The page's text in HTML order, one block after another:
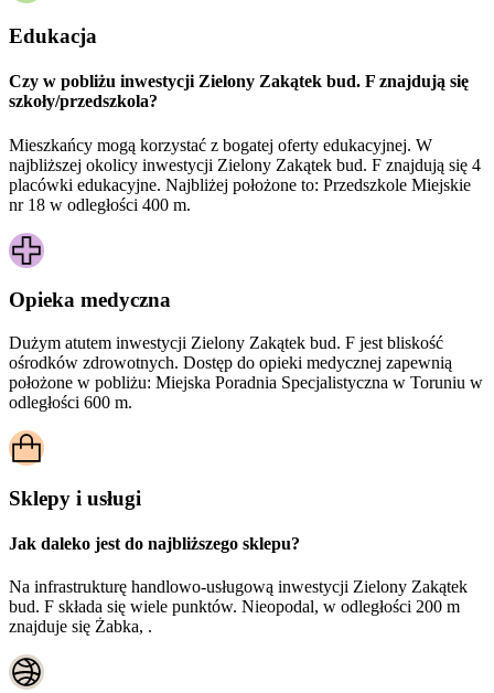
Edukacja
Czy w pobliżu inwestycji Zielony Zakątek bud. F znajdują się
szkoły/przedszkola?
Mieszkańcy mogą korzystać z bogatej oferty edukacyjnej. W
najbliższej okolicy inwestycji Zielony Zakątek bud. F znajdują się 4
placówki edukacyjne. Najbliżej położone to: Przedszkole Miejskie
nr 18 w odległości 400 m.
Opieka medyczna
Dużym atutem inwestycji Zielony Zakątek bud. F jest bliskość
ośrodków zdrowotnych. Dostęp do opieki medycznej zapewnią
położone w pobliżu: Miejska Poradnia Specjalistyczna w Toruniu w
odległości 600 m.
Sklepy i usługi
Jak daleko jest do najbliższego sklepu?
Na infrastrukturę handlowo-usługową inwestycji Zielony Zakątek
bud. F składa się wiele punktów. Nieopodal, w odległości 200 m
znajduje się Żabka, .